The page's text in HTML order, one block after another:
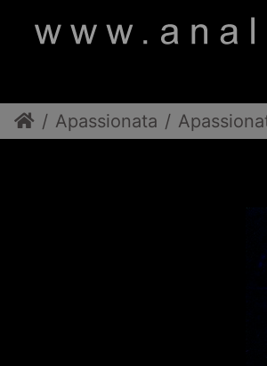
Apassionata